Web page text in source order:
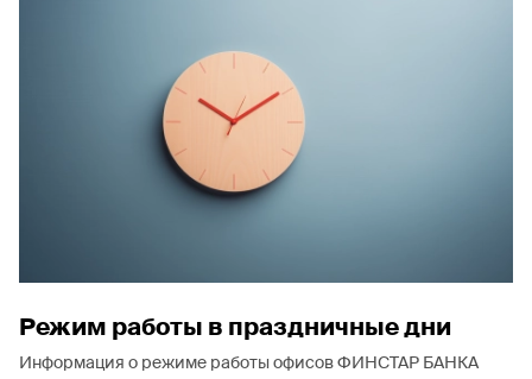
Режим работы в праздничные дни
Информация о режиме работы офисов ФИНСТАР БАНКА